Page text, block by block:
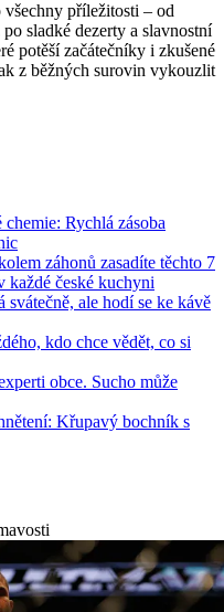
příležitosti – od
sladké dezerty a slavnostní
potěší začátečníky i zkušené
z běžných surovin vykouzlit
Rychlá zásoba
záhonů zasadíte těchto 7
každé české kuchyni
svátečně, ale hodí se ke kávě
kdo chce vědět, co si
obce. Sucho může
Křupavý bochník s